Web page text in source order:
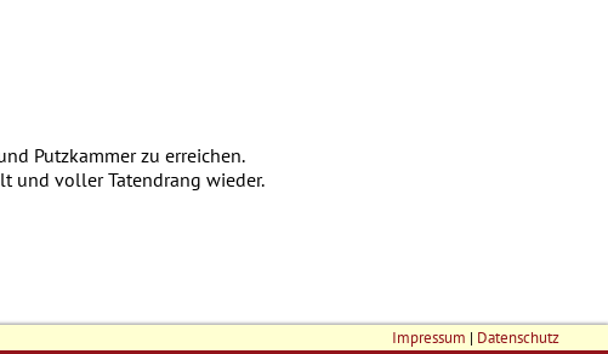
Putzkammer zu erreichen.
und voller Tatendrang wieder.
Impressum | Datenschutz